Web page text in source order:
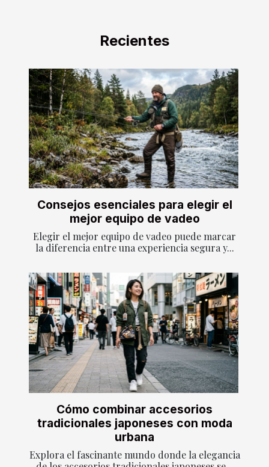
Recientes
Consejos esenciales para elegir el
mejor equipo de vadeo
Elegir el mejor equipo de vadeo puede marcar
la diferencia entre una experiencia segura y...
Cómo combinar accesorios
tradicionales japoneses con moda
urbana
Explora el fascinante mundo donde la elegancia